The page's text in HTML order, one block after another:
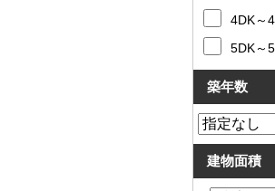
4DK～
5DK～
築年数
建物面積